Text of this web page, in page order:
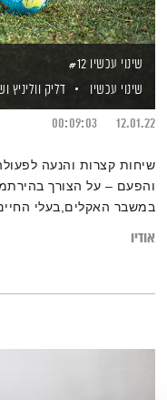
שינוי עכשיו #12
שינוי עכשיו
דליק ווליניץ
12.01.22
00:09:03
שיחות קצרות והנעה
והפעם – על הצורך
במשבר האקלים,בעלי
אודיו